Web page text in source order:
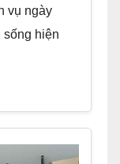
vụ ngày
sống hiện